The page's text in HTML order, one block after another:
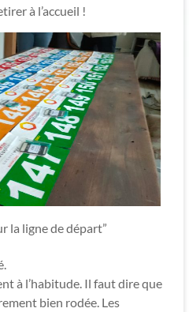
à l’accueil !
la ligne de départ”
à l’habitude. Il faut dire que
bien rodée. Les